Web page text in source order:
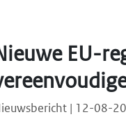
EU-
| 12-08-